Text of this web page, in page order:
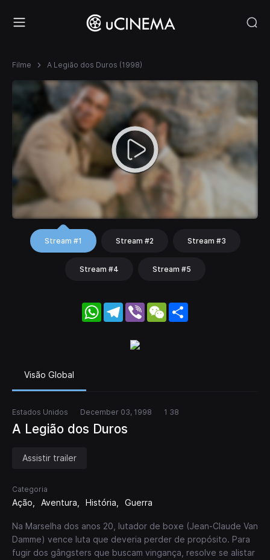
Filme A Legião dos Duros (1998)
Stream #1 Stream #2 Stream #3
Stream #4 Stream #5
WhatsApp
Telegram
Viber WeChat
Visão Global
Estados Unidos December 03, 1998 1 38
A Legião dos Duros
Assistir trailer
Categoria
Ação Aventura História Guerra
Na Marselha dos anos 20, lutador de boxe (Jean-Claude Van
Damme) vence luta que deveria perder de propósito. Para
fugir dos gângsters que buscam vingança, resolve se alistar